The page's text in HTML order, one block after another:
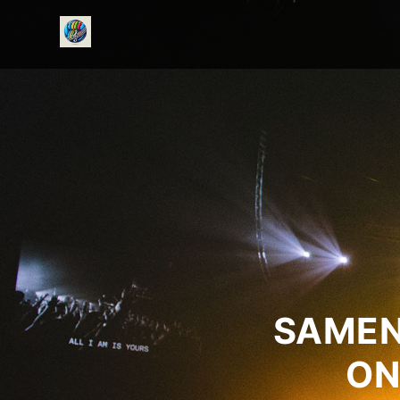
onedirectionfanclub.nl